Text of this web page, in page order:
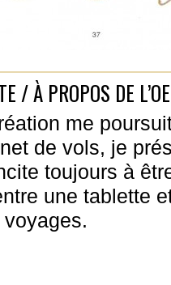
/ À PROPOS DE
me
de vols, je
toujours à
une tablette